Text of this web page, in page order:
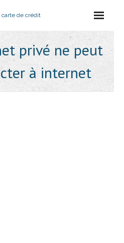
carte de crédit
privé ne peut
à internet